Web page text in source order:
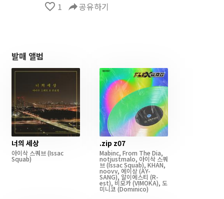
favorite_border 1 reply공유하기
발매 앨범
너의 세상
아이삭 스쿼브 (Issac
Squab)
.zip z07
Mabinc, From The Dia,
notjustmalo, 아이삭 스쿼
브 (Issac Squab), KHAN,
noovv, 에이상(AY-
SANG), 알이에스티 (R-
est), 비모카(VIMOKA), 도
미니코 (Dominico)